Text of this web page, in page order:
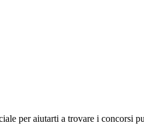
per aiutarti a trovare i concorsi